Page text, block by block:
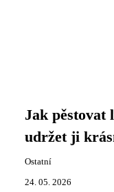
Jak pěstovat
udržet ji
Ostatní
24. 05. 2026